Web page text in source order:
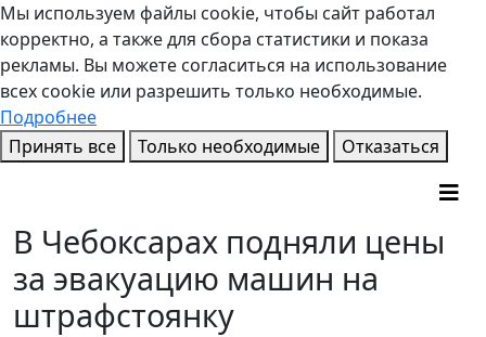
Мы используем файлы cookie, чтобы сайт работал
корректно, а также для сбора статистики и показа
рекламы. Вы можете согласиться на использование
всех cookie или разрешить только необходимые.
Подробнее
Принять все
Только необходимые Отказаться
В Чебоксарах подняли цены
за эвакуацию машин на
штрафстоянку